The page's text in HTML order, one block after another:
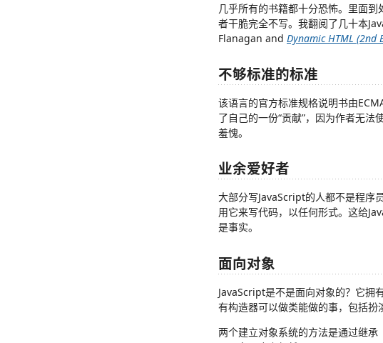
几乎所有的书籍都十分恐怖。里面
者干脆完全不写。我翻阅了几十本
Flanagan and Dynamic HTML (2nd
不够标准的标准
该语言的官方标准规格说明书由
了自己的一份“贡献”，因为作者无
羞愧。
业余爱好者
大部分写JavaScript的人都不是程序
用它来写代码，以任何形式。这给
是事实。
面向对象
JavaScript是不是面向对象的？它拥
有构造器可以做类能做的事，包括扮
两个建立对象系统的方法是通过继